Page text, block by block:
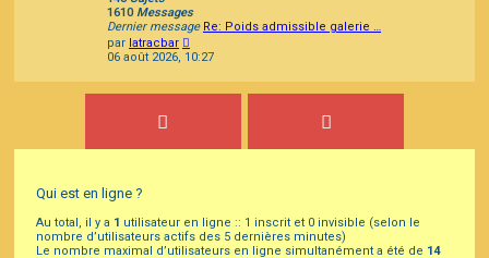
1610Messages
Dernier message Re: Poids admissible galerie …
par latracbar
le
message
06 août 2026, 10:27
Qui est en ligne ?
Au total, il y a 1 utilisateur en ligne :: 1 inscrit et 0 invisible (selon le
nombre d’utilisateurs actifs des 5 dernières minutes)
Le nombre maximal d’utilisateurs en ligne simultanément a été de 14